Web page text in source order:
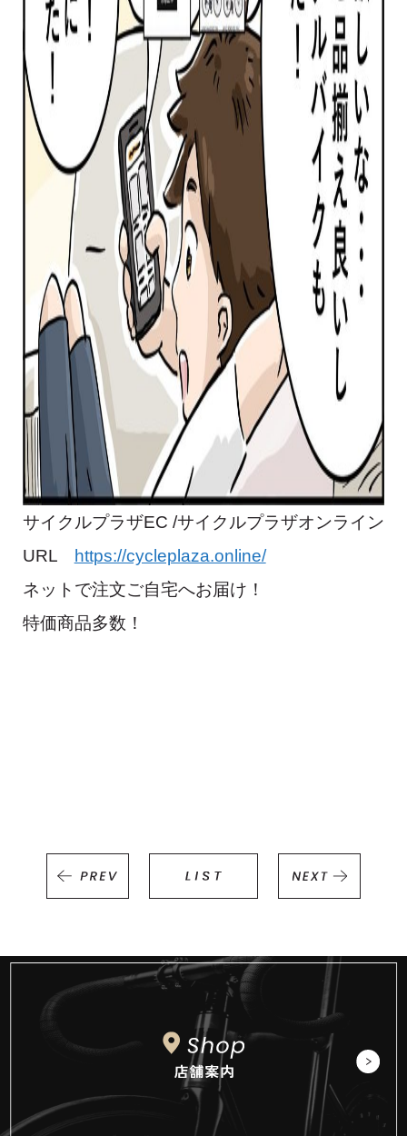
サイクルプラザEC /サイクルプラザオンライン
URL https://cycleplaza.online/
ネットで注文ご自宅へお届け！
特価商品多数！